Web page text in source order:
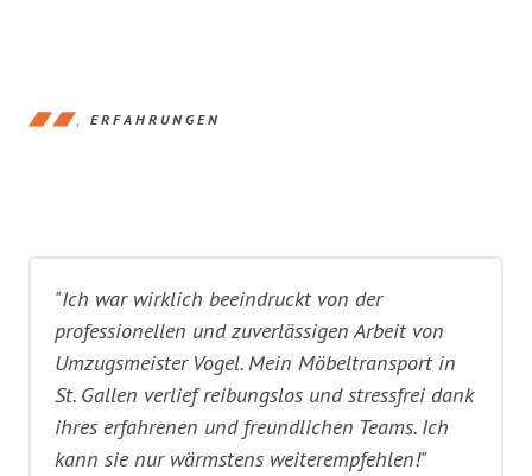
ERFAHRUNGEN
"Ich war wirklich beeindruckt von der
professionellen und zuverlässigen Arbeit von
Umzugsmeister Vogel. Mein Möbeltransport in
St. Gallen verlief reibungslos und stressfrei dank
ihres erfahrenen und freundlichen Teams. Ich
kann sie nur wärmstens weiterempfehlen!"